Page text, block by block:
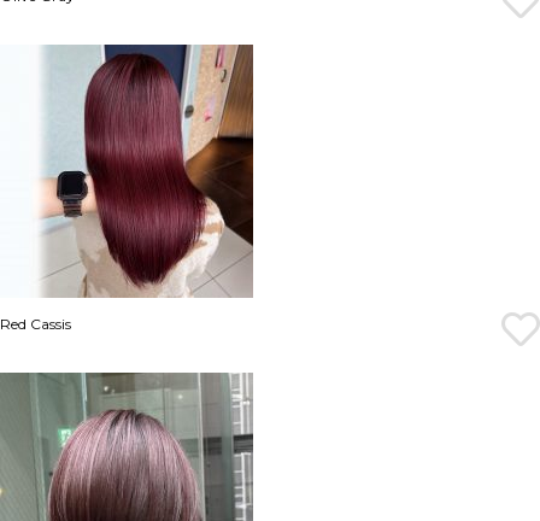
Red Cassis